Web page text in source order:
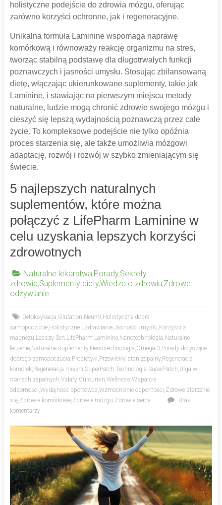
holistyczne podejście do zdrowia mózgu, oferując
zarówno korzyści ochronne, jak i regeneracyjne.
Unikalna formuła Laminine wspomaga naprawę
komórkową i równoważy reakcję organizmu na stres,
tworząc stabilną podstawę dla długotrwałych funkcji
poznawczych i jasności umysłu. Stosując zbilansowaną
dietę, włączając ukierunkowane suplementy, takie jak
Laminine, i stawiając na pierwszym miejscu metody
naturalne, ludzie mogą chronić zdrowie swojego mózgu i
cieszyć się lepszą wydajnością poznawczą przez całe
życie. To kompleksowe podejście nie tylko opóźnia
proces starzenia się, ale także umożliwia mózgowi
adaptację, rozwój i rozwój w szybko zmieniającym się
świecie.
5 najlepszych naturalnych
suplementów, które można
połączyć z LifePharm Laminine w
celu uzyskania lepszych korzyści
zdrowotnych
Naturalne lekarstwa,Porady,Sekrety
zdrowia,Suplementy diety,Wiedza o zdrowiu,Zdrowe
odżywianie
Detoksykacja,Glutation Neumi, Holistyczne dobre
samopoczucie, Holistyczne uzdrawianie,Jasność umysłu, Korzyści z
magnezu, Lepszy Sen, LifePharm Laminine, Nanotechnologia, Naturalne
leczenie, Naturalne suplementy, Neurotechnologia,Omega 3, Porady dotyczące
dobrego samopoczucia, Probiotyki, Przewlekły stan zapalny, Regeneracja
komórek, Regeneracja mięśni,SuperPatch,Technologia SuperPatch,Ulga w
stanach zapalnych,Vidafy Curcumin,Wellness,Wsparcie
odporności,Wydajność sportowca,Wzmocnienie odporności,Zdrowe starzenie
się,Zdrowie komórkowe,Zdrowie mózgu,Zdrowie serca
Brak
komentarzy